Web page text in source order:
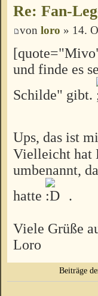
Re: Fan-
von loro » 14.
und finde es
Schilde" gibt.
Ups, das ist
Vielleicht hat
umbenannt,
hatte
.
Viele Grüße
Loro
Beiträge